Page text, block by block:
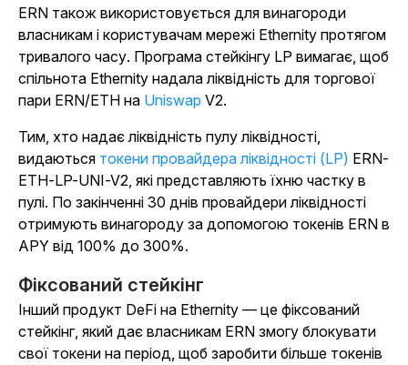
ERN також використовується для винагороди
власникам і користувачам мережі Ethernity протягом
тривалого часу. Програма стейкінгу LP вимагає, щоб
спільнота Ethernity надала ліквідність для торгової
пари ERN/ETH на Uniswap V2.
Тим, хто надає ліквідність пулу ліквідності,
видаються токени провайдера ліквідності (LP) ERN-
ETH-LP-UNI-V2, які представляють їхню частку в
пулі. По закінченні 30 днів провайдери ліквідності
отримують винагороду за допомогою токенів ERN в
APY від 100% до 300%.
Фіксований стейкінг
Інший продукт DeFi на Ethernity — це фіксований
стейкінг, який дає власникам ERN змогу блокувати
свої токени на період, щоб заробити більше токенів